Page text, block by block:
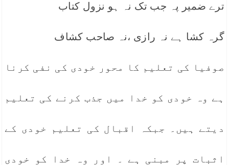
ترے ضمیر پہ جب تک نہ ہو نزول کتاب
گرہ کشا ہے نہ رازی ،نہ صاحب کشاف
صوفیا کی تعلیم کا محور خودی کی نفی کرنا
ہے وہ خودی کو خدا میں جذب کرنے کی تعلیم
دیتے ہیں۔ جبکہ اقبال کی تعلیم خودی کے
اثبات پر مبنی ہے ۔ اور وہ خدا کو خودی